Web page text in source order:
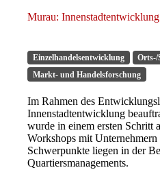
Murau: Innenstadtentwicklung
Einzelhandelsentwicklung Orts-/
Markt- und Handelsforschung
Im Rahmen des
Innenstadtentwicklung
wurde in einem ersten Schritt
Workshops mit
Schwerpunkte liegen in der
Quartiersmanagements.